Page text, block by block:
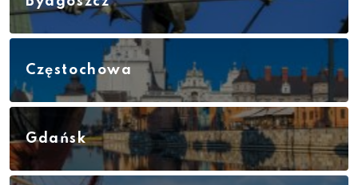
Częstochowa
Gdańsk